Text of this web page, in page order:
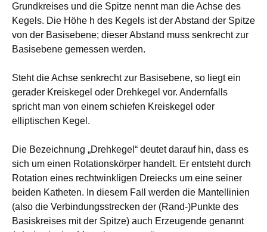
Grundkreises und die Spitze nennt man die Achse des
Kegels. Die Höhe h des Kegels ist der Abstand der Spitze
von der Basisebene; dieser Abstand muss senkrecht zur
Basisebene gemessen werden.
Steht die Achse senkrecht zur Basisebene, so liegt ein
gerader Kreiskegel oder Drehkegel vor. Andernfalls
spricht man von einem schiefen Kreiskegel oder
elliptischen Kegel.
Die Bezeichnung „Drehkegel“ deutet darauf hin, dass es
sich um einen Rotationskörper handelt. Er entsteht durch
Rotation eines rechtwinkligen Dreiecks um eine seiner
beiden Katheten. In diesem Fall werden die Mantellinien
(also die Verbindungsstrecken der (Rand-)Punkte des
Basiskreises mit der Spitze) auch Erzeugende genannt